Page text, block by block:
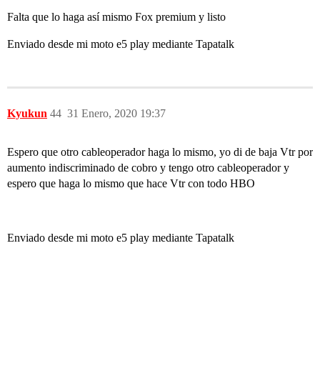
Falta que lo haga así mismo Fox premium y listo
Enviado desde mi moto e5 play mediante Tapatalk
Kyukun 31 Enero, 2020 19:37
44
Espero que otro cableoperador haga lo mismo, yo di de baja Vtr por
aumento indiscriminado de cobro y tengo otro cableoperador y
espero que haga lo mismo que hace Vtr con todo HBO
Enviado desde mi moto e5 play mediante Tapatalk